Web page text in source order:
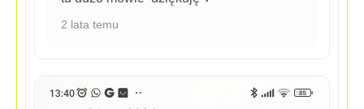
2 lata temu